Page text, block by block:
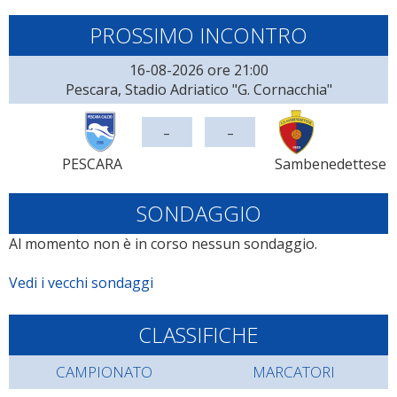
PROSSIMO INCONTRO
16-08-2026 ore 21:00
Pescara, Stadio Adriatico "G. Cornacchia"
PESCARA
- -
Sambenedettese
SONDAGGIO
Al momento non è in corso nessun sondaggio.
Vedi i vecchi sondaggi
CLASSIFICHE
CAMPIONATO MARCATORI